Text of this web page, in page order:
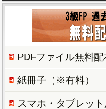
PDFファイル無料配
紙冊子（※有料）
スマホ・タブレット